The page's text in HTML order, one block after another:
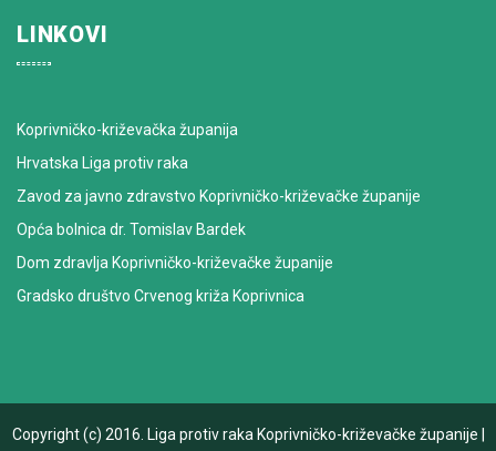
LINKOVI
Koprivničko-križevačka županija
Hrvatska Liga protiv raka
Zavod za javno zdravstvo Koprivničko-križevačke županije
Opća bolnica dr. Tomislav Bardek
Dom zdravlja Koprivničko-križevačke županije
Gradsko društvo Crvenog križa Koprivnica
Copyright (c) 2016. Liga protiv raka Koprivničko-križevačke županije